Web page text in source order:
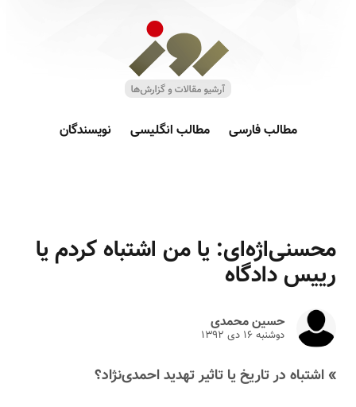
مطالب فارسی مطالب انگلیسی نویسندگان
محسنی‌اژه‌ای: یا من اشتباه کردم یا
رییس دادگاه
حسین محمدی
دوشنبه ۱۶ دى ۱۳۹۲
» اشتباه در تاریخ یا تاثیر تهدید احمدی‌نژاد؟